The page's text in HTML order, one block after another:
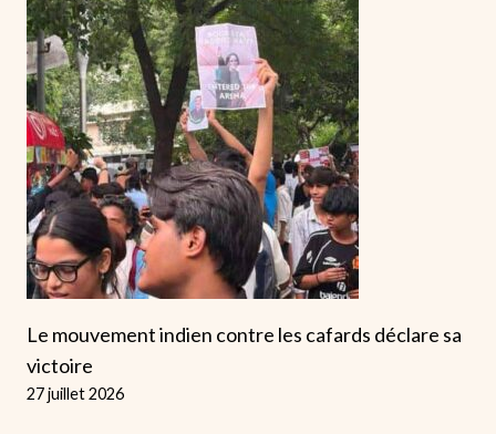
Le mouvement indien contre les cafards déclare sa
victoire
27 juillet 2026